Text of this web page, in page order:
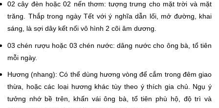
02 cây đèn hoặc 02 nến thơm: tượng trưng cho mặt trời và mặt
trăng. Thắp trong ngày Tết với ý nghĩa dẫn lối, mở đường, khai
sáng, là sợi dây kết nối vô hình 2 cõi âm dương.
03 chén rượu hoặc 03 chén nước: dâng nước cho ông bà, tổ tiên
mỗi ngày.
Hương (nhang): Có thể dùng hương vòng để cắm trong đêm giao
thừa, hoặc các loại hương khác tùy theo ý thích gia chủ. Ngụ ý
tưởng nhớ bề trên, khấn vái ông bà, tổ tiên phù hộ, độ trì và